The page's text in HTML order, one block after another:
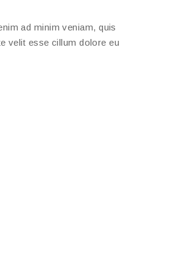
ad minim veniam, quis
velit esse cillum dolore eu